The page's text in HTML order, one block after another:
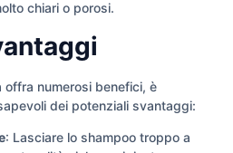
chiari o porosi.
offra numerosi benefici, è
dei potenziali svantaggi:
: Lasciare lo shampoo troppo a